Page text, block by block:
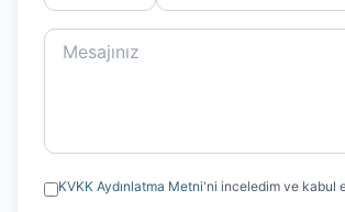
KVKK Aydınlatma Metni'ni inceledim ve kabul